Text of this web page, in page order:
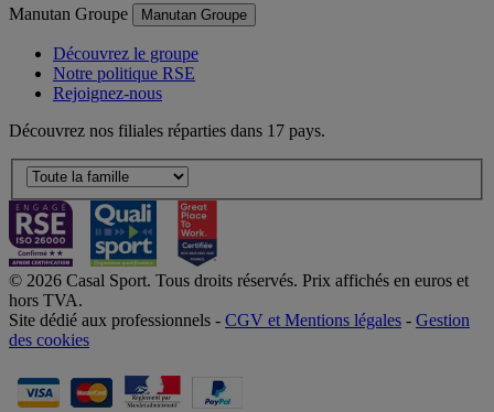
Manutan Groupe Manutan Groupe
Découvrez le groupe
Notre politique RSE
Rejoignez-nous
Découvrez nos filiales réparties dans 17 pays.
© 2026 Casal Sport. Tous droits réservés. Prix affichés en euros et
hors TVA.
Site dédié aux professionnels - CGV et Mentions légales - Gestion
des cookies